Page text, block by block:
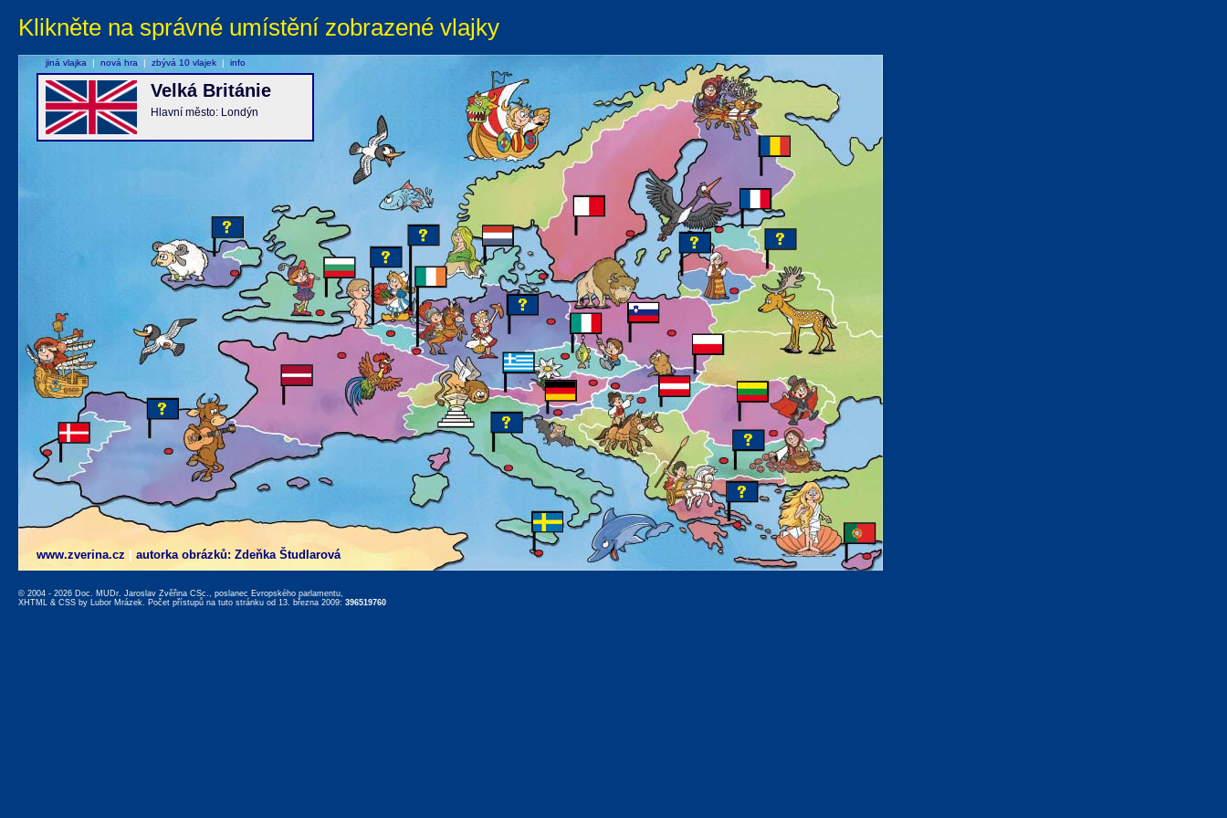
Klikněte na správné umístění zobrazené vlajky
www.zverina.cz autorka obrázků: Zdeňka Študlarová
Velká Británie
Hlavní město: Londýn
jiná vlajka | nová hra | zbývá 10 vlajek | info
© 2004 - 2026 Doc. MUDr. Jaroslav Zvěřina CSc., poslanec Evropského parlamentu,
XHTML & CSS by Lubor Mrázek. Počet přístupů na tuto stránku od 13. března 2009: 396519760